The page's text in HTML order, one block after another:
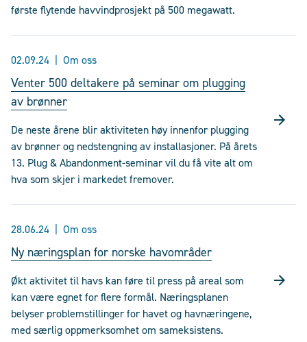
første flytende havvindprosjekt på 500 megawatt.
02.09.24 Om oss
Venter 500 deltakere på seminar om plugging
av brønner
De neste årene blir aktiviteten høy innenfor plugging
av brønner og nedstengning av installasjoner. På årets
13. Plug & Abandonment-seminar vil du få vite alt om
hva som skjer i markedet fremover.
28.06.24 Om oss
Ny næringsplan for norske havområder
Økt aktivitet til havs kan føre til press på areal som
kan være egnet for flere formål. Næringsplanen
belyser problemstillinger for havet og havnæringene,
med særlig oppmerksomhet om sameksistens.